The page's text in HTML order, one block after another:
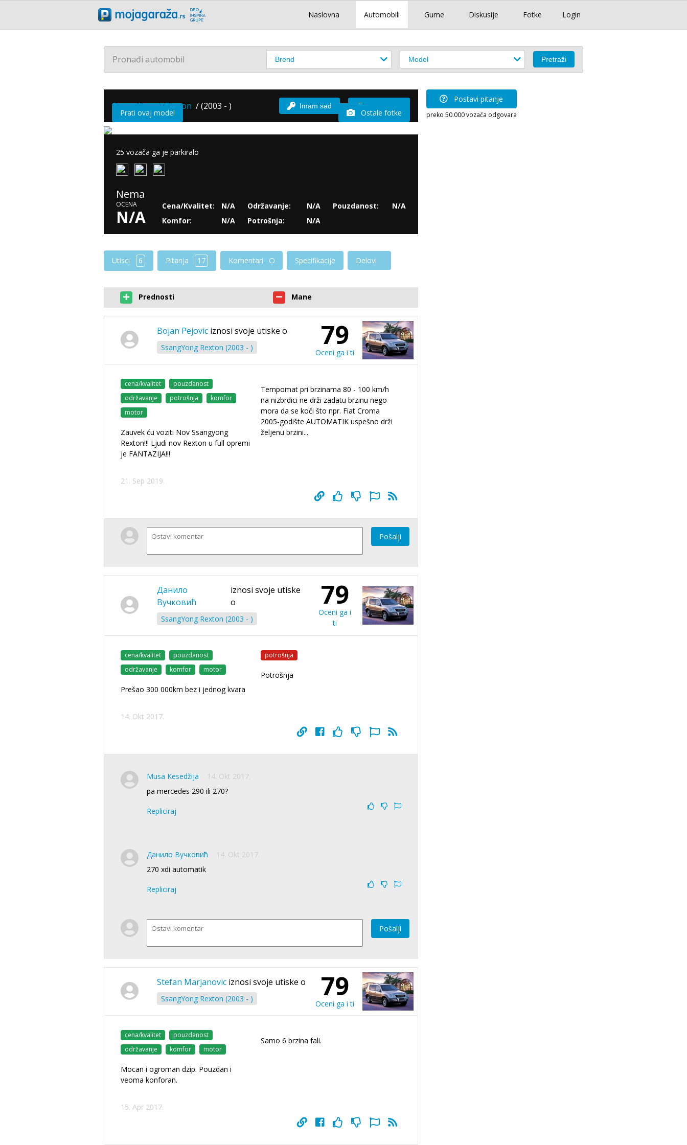
Login
Naslovna Automobili Gume Diskusije Fotke
Pronađi automobil
SsangYong /Rexton /(2003 - ) Imam sad
Prati ovaj model Ostale fotke
25 vozača ga je parkiralo
Nema
OCENA
N/A
Cena/Kvalitet:
N/A
Komfor:
N/A
Održavanje:
N/A
Potrošnja:
N/A
Pouzdanost: N/A
Utisci 6 Pitanja 17 Komentari Specifikacije Delovi
Prednosti Mane
Bojan Pejovic iznosi svoje utiske o
SsangYong Rexton (2003 - ) 79
Oceni ga i ti
cena/kvalitet
pouzdanost
održavanje
potrošnja
komfor
motor
Zauvek ću voziti Nov Ssangyong
Rexton!!! Ljudi nov Rexton u full opremi
je FANTAZIJA!!!
Tempomat pri brzinama 80 - 100 km/h
na nizbrdici ne drži zadatu brzinu nego
mora da se koči što npr. Fiat Croma
2005-godište AUTOMATIK uspešno drži
željenu brzini...
21. Sep 2019.
Pošalji
Данило
Вучковић
iznosi svoje utiske
o
SsangYong Rexton (2003 - )
79
Oceni ga i
ti
cena/kvalitet
pouzdanost
održavanje
komfor motor
Prešao 300 000km bez i jednog kvara
potrošnja
Potrošnja
14. Okt 2017.
Musa Kesedžija
14. Okt 2017.
pa mercedes 290 ili 270?
Repliciraj
Данило Вучковић
14. Okt 2017.
270 xdi automatik
Repliciraj
Pošalji
Stefan Marjanovic iznosi svoje utiske o
SsangYong Rexton (2003 - ) 79
Oceni ga i ti
cena/kvalitet
pouzdanost
održavanje
komfor motor
Mocan i ogroman dzip. Pouzdan i
veoma konforan.
Samo 6 brzina fali.
15. Apr 2017.
Postavi pitanje
preko 50.000 vozača odgovara